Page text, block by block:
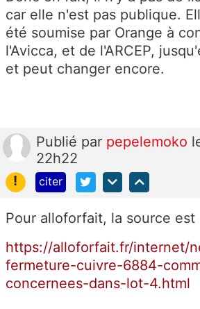
car elle n'est pas publique.
été soumise par Orange à
l'Avicca, et de l'ARCEP,
et peut changer encore.
Publié par pepelemoko
22h22
!
citer
Pour alloforfait, la source est
https://alloforfait.fr/internet/
fermeture-cuivre-6884-
concernees-dans-lot-4.html